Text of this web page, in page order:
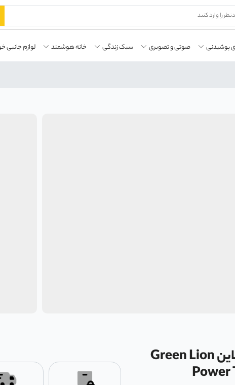
پوشیدنی صوتی و تصویری سبک زندگی خانه هوشمند لوازم جانبی
پاور بانک 30000 میلی آمپر ساعت گرین لاین Green Lion
Power